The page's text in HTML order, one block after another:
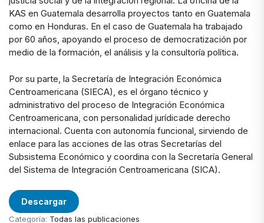
KAS en Guatemala desarrolla proyectos tanto en Guatemala
como en Honduras. En el caso de Guatemala ha trabajado
por 60 años, apoyando el proceso de democratización por
medio de la formación, el análisis y la consultoría política.
Por su parte, la Secretaría de Integración Económica
Centroamericana (SIECA), es el órgano técnico y
administrativo del proceso de Integración Económica
Centroamericana, con personalidad jurídicade derecho
internacional. Cuenta con autonomía funcional, sirviendo de
enlace para las acciones de las otras Secretarías del
Subsistema Económico y coordina con la Secretaría General
del Sistema de Integración Centroamericana (SICA).
Descargar
Categoría: Todas las publicaciones